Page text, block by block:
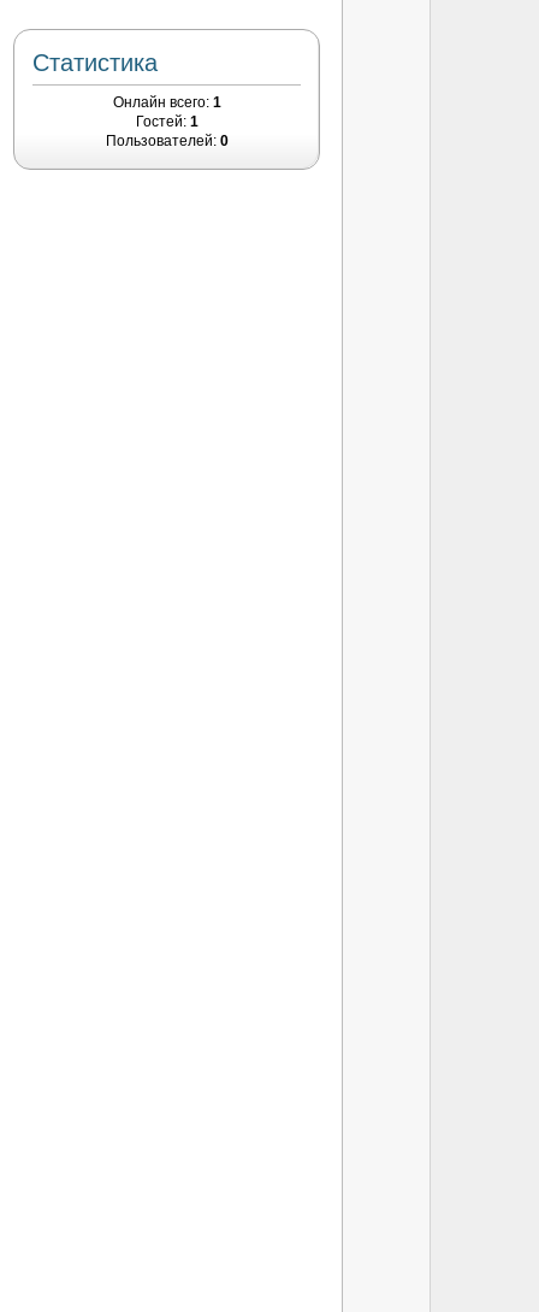
Статистика
Онлайн всего: 1
Гостей: 1
Пользователей: 0